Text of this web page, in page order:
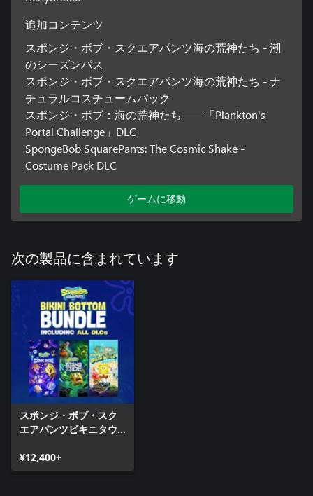
追加コンテンツ
スポンジ・ボブ・スクエアパンツ海の荒神たち - 潮
のシーズンパス
スポンジ・ボブ・スクエアパンツ海の荒神たち - ナ
チュラルコスチュームパック
スポンジ・ボブ：海の荒神たち――「Plankton's
Portal Challenge」DLC
SpongeBob SquarePants: The Cosmic Shake -
Costume Pack DLC
ゲームに移動
次の製品に含まれています
スポンジ・ボブ・スク
エアパンツビキニタウ
¥12,400+